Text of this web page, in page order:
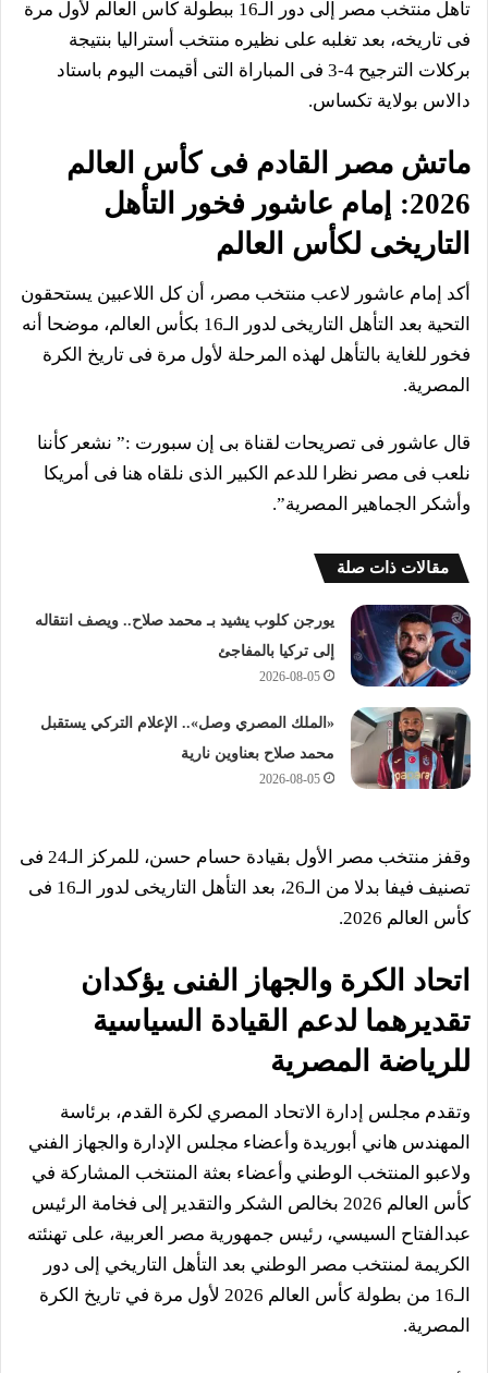
تأهل منتخب مصر إلى دور الـ16 ببطولة كأس العالم لأول مرة
فى تاريخه، بعد تغلبه على نظيره منتخب أستراليا بنتيجة
بركلات الترجيح 4-3 فى المباراة التى أقيمت اليوم باستاد
دالاس بولاية تكساس.
ماتش مصر القادم فى كأس العالم
2026: إمام عاشور فخور التأهل
التاريخى لكأس العالم
أكد إمام عاشور لاعب منتخب مصر، أن كل اللاعبين يستحقون
التحية بعد التأهل التاريخى لدور الـ16 بكأس العالم، موضحا أنه
فخور للغاية بالتأهل لهذه المرحلة لأول مرة فى تاريخ الكرة
المصرية.
قال عاشور فى تصريحات لقناة بى إن سبورت :” نشعر كأننا
نلعب فى مصر نظرا للدعم الكبير الذى نلقاه هنا فى أمريكا
وأشكر الجماهير المصرية”.
مقالات ذات صلة
يورجن كلوب يشيد بـ محمد صلاح.. ويصف انتقاله
إلى تركيا بالمفاجئ
2026-08-05
«الملك المصري وصل».. الإعلام التركي يستقبل
محمد صلاح بعناوين نارية
2026-08-05
وقفز منتخب مصر
الأول بقيادة حسام حسن، للمركز الـ24 فى
تصنيف فيفا بدلا من الـ26، بعد التأهل التاريخى لدور الـ16 فى
كأس العالم 2026.
اتحاد الكرة والجهاز الفنى يؤكدان
تقديرهما لدعم القيادة السياسية
للرياضة المصرية
وتقدم مجلس إدارة الاتحاد المصري لكرة القدم، برئاسة
المهندس هاني أبوريدة وأعضاء مجلس الإدارة والجهاز الفني
ولاعبو المنتخب الوطني وأعضاء بعثة المنتخب المشاركة في
كأس العالم 2026 بخالص الشكر والتقدير إلى فخامة الرئيس
عبدالفتاح السيسي، رئيس جمهورية مصر العربية، على تهنئته
الكريمة لمنتخب مصر الوطني بعد التأهل التاريخي إلى دور
الـ16 من بطولة كأس العالم 2026 لأول مرة في تاريخ الكرة
المصرية.